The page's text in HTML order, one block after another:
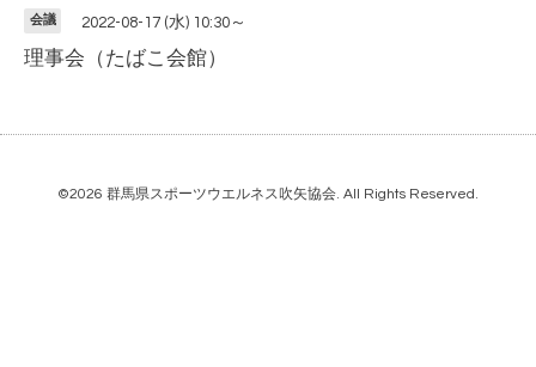
会議 2022-08-17 (水) 10:30～
理事会（たばこ会館）
©2026 群馬県スポーツウエルネス吹矢協会. All Rights Reserved.